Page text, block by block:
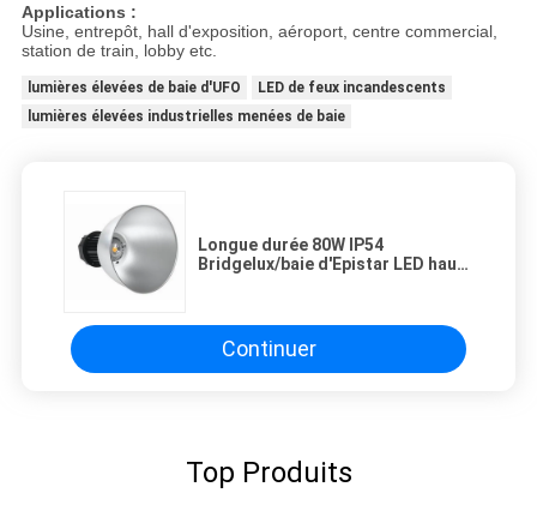
Applications :
Usine, entrepôt, hall d'exposition, aéroport, centre commercial,
station de train, lobby etc.
lumières élevées de baie d'UFO
LED de feux incandescents
lumières élevées industrielles menées de baie
Longue durée 80W IP54
Bridgelux/baie d'Epistar LED haute
Continuer
Top Produits